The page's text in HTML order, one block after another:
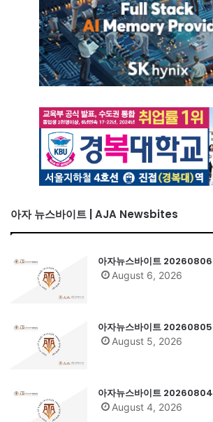
아자 뉴스바이트 | AJA Newsbites
아자뉴스바이트 20260806
August 6, 2026
아자뉴스바이트 20260805
August 5, 2026
아자뉴스바이트 20260804
August 4, 2026